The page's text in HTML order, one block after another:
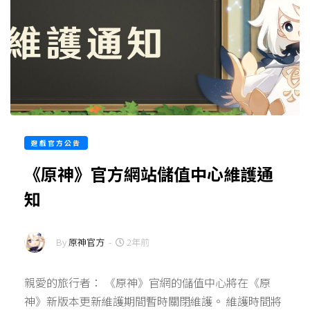
遊戲官方公告
《原神》官方網站儲值中心維護通
知
By原神官方 - 2年前
親愛的旅行者： 《原神》官網的儲值中心將在《原
神》新版本更新維護期間暫時關閉維護。 維護時間將